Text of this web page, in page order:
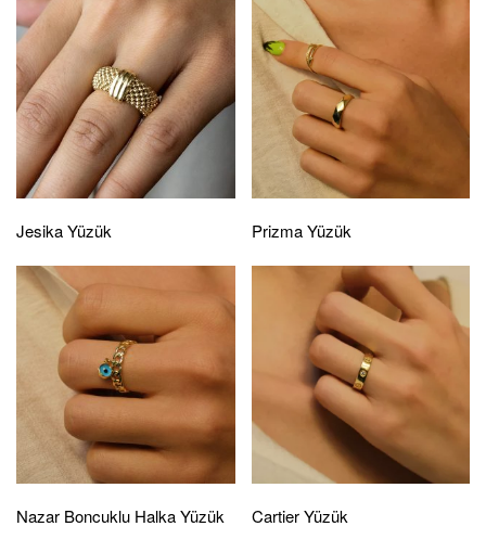
Jesika Yüzük Prizma Yüzük
Nazar Boncuklu Halka Yüzük Cartier Yüzük